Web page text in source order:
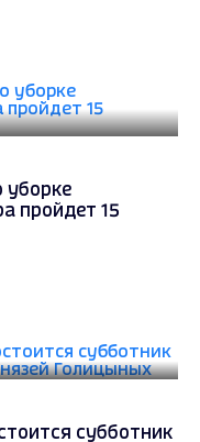
уборке
пройдет 15
субботник